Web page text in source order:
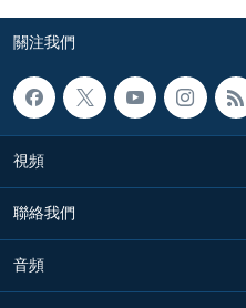
關注我們
視頻
聯絡我們
音頻